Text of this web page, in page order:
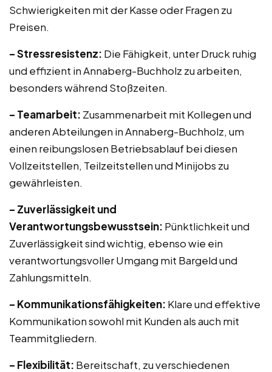
Schwierigkeiten mit der Kasse oder Fragen zu
Preisen.
– Stressresistenz: Die Fähigkeit, unter Druck ruhig
und effizient in Annaberg-Buchholz zu arbeiten,
besonders während Stoßzeiten.
– Teamarbeit: Zusammenarbeit mit Kollegen und
anderen Abteilungen in Annaberg-Buchholz, um
einen reibungslosen Betriebsablauf bei diesen
Vollzeitstellen, Teilzeitstellen und Minijobs zu
gewährleisten.
– Zuverlässigkeit und
Verantwortungsbewusstsein: Pünktlichkeit und
Zuverlässigkeit sind wichtig, ebenso wie ein
verantwortungsvoller Umgang mit Bargeld und
Zahlungsmitteln.
– Kommunikationsfähigkeiten: Klare und effektive
Kommunikation sowohl mit Kunden als auch mit
Teammitgliedern.
– Flexibilität: Bereitschaft, zu verschiedenen